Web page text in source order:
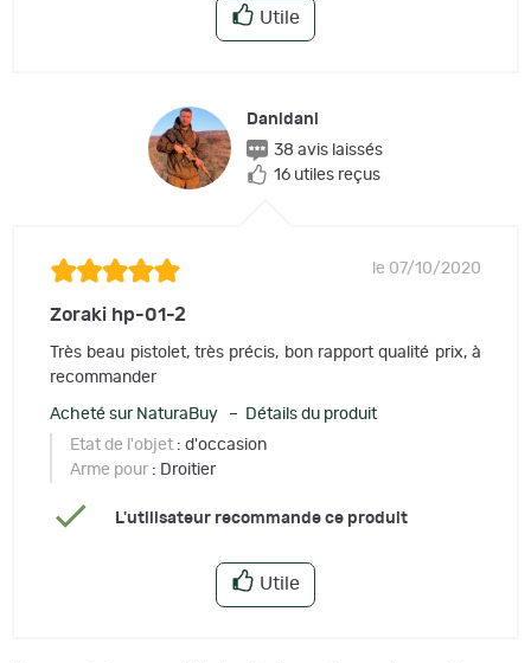
Utile
Danidani
38 avis laissés
16 utiles reçus
le 07/10/2020
Zoraki hp-01-2
Très beau pistolet, très précis, bon rapport qualité prix, à
recommander
Acheté sur NaturaBuy – Détails du produit
Etat de l'objet : d'occasion
Arme pour : Droitier
L'utilisateur recommande ce produit
Utile